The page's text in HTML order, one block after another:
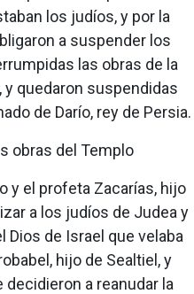
los judíos, y por la
a suspender los
las obras de la
y quedaron suspendidas
de Darío, rey de Persia.
obras del Templo
y el profeta Zacarías, hijo
a los judíos de Judea y
Dios de Israel que velaba
hijo de Sealtiel, y
a reanudar la